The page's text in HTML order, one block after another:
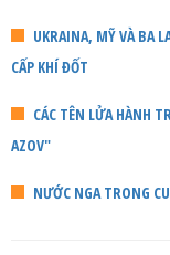
UKRAINA, MỸ VÀ BA
CẤP KHÍ ĐỐT
CÁC TÊN LỬA HÀNH
AZOV"
NƯỚC NGA TRONG